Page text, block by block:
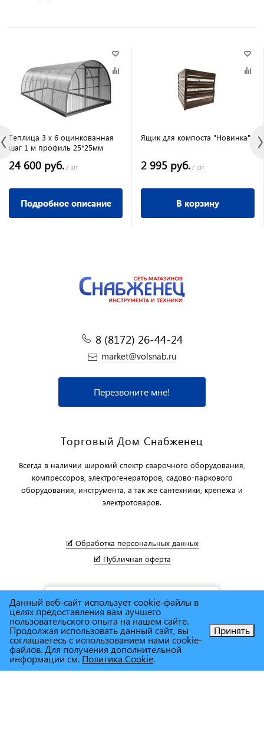
Теплица 3 х 6 оцинкованная
шаг 1 м профиль 25*25мм
24 600 руб. / шт
Подробное описание
Ящик для компоста "Новинка"
2 995 руб. / шт
В корзину
8 (8172) 26-44-24
market@volsnab.ru
Перезвоните мне!
Торговый Дом Снабженец
Всегда в наличии широкий спектр сварочного оборудования,
компрессоров, электрогенераторов, садово-паркового
оборудования, инструмента, а так же сантехники, крепежа и
электротоваров.
🗹 Обработка персональных данных
🗹 Публичная оферта
Позвоните нам!
Данный веб-сайт использует cookie-файлы в
целях предоставления вам лучшего
пользовательского опыта на нашем сайте.
Продолжая использовать данный сайт, вы
соглашаетесь с использованием нами cookie-
файлов. Для получения дополнительной
информации см.Политика Cookie.
Принять